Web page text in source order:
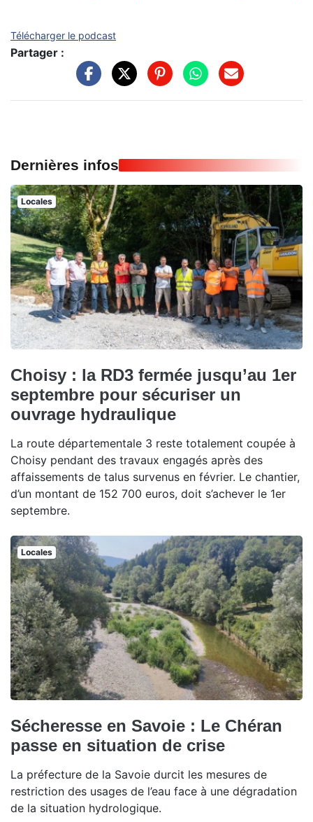
Télécharger le podcast
Partager :
Dernières infos
Locales
Choisy : la RD3 fermée jusqu’au 1er
septembre pour sécuriser un
ouvrage hydraulique
La route départementale 3 reste totalement coupée à
Choisy pendant des travaux engagés après des
affaissements de talus survenus en février. Le chantier,
d’un montant de 152 700 euros, doit s’achever le 1er
septembre.
Locales
Sécheresse en Savoie : Le Chéran
passe en situation de crise
La préfecture de la Savoie durcit les mesures de
restriction des usages de l’eau face à une dégradation
de la situation hydrologique.